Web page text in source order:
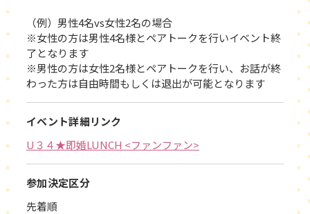
（例）男性4名vs女性2名の場合
※女性の方は男性4名様とペアトークを行いイベント終
了となります
※男性の方は女性2名様とペアトークを行い、お話が終
わった方は自由時間もしくは退出が可能となります
イベント詳細リンク
U３４★即婚LUNCH <ファンファン>
参加決定区分
先着順